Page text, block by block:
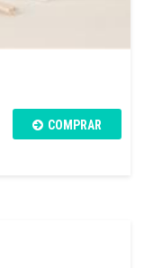
COMPRAR